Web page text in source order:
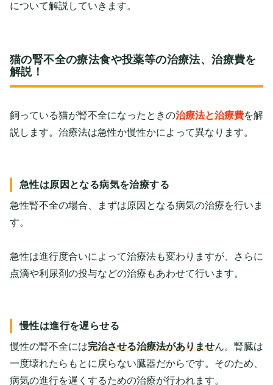
について解説していきます。
猫の腎不全の療法食や投薬等の治療法、治療費を
解説！
飼っている猫が腎不全になったときの治療法と治療費を解
説します。治療法は急性か慢性かによって異なります。
急性は原因となる病気を治療する
急性腎不全の場合、まずは原因となる病気の治療を行いま
す。
急性は進行度合いによって治療法も変わりますが、さらに
点滴や利尿剤の投与などの治療もあわせて行います。
慢性は進行を遅らせる
慢性の腎不全には完治させる治療法がありません。腎臓は
一度壊れたらもとに戻らない臓器だからです。そのため、
病気の進行を遅くするための治療が行われます。